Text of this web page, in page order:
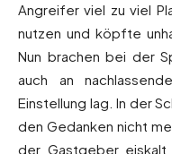
Angreifer viel zu viel
nutzen und köpfte
Nun brachen bei der
auch an
Einstellung lag. In der
den Gedanken nicht
der Gastgeber